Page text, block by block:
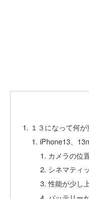
１３になって何
iPhone13、
カメラの位
シネマティ
性能が少し